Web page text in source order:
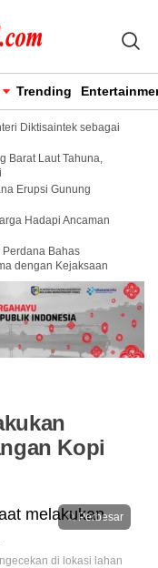
Trending
Diktisaintek sebagai
Barat Laut Tahuna,
Erupsi Gunung
Hadapi Ancaman
Perdana Bahas
dengan Kejaksaan
Kopi
Perbesar
di lokasi lahan